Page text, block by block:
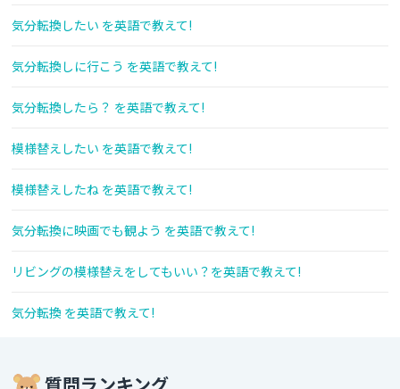
気分転換したい を英語で教えて!
気分転換しに行こう を英語で教えて!
気分転換したら？ を英語で教えて!
模様替えしたい を英語で教えて!
模様替えしたね を英語で教えて!
気分転換に映画でも観よう を英語で教えて!
リビングの模様替えをしてもいい？を英語で教えて!
気分転換 を英語で教えて!